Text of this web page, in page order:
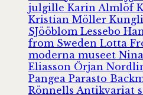
julgille Karin Almlöf
Kristian Möller
SJööblom Lessebo
from Sweden Lotta
moderna museet
Eliasson Örjan
Pangea Parasto
Rönnells Antikvariat